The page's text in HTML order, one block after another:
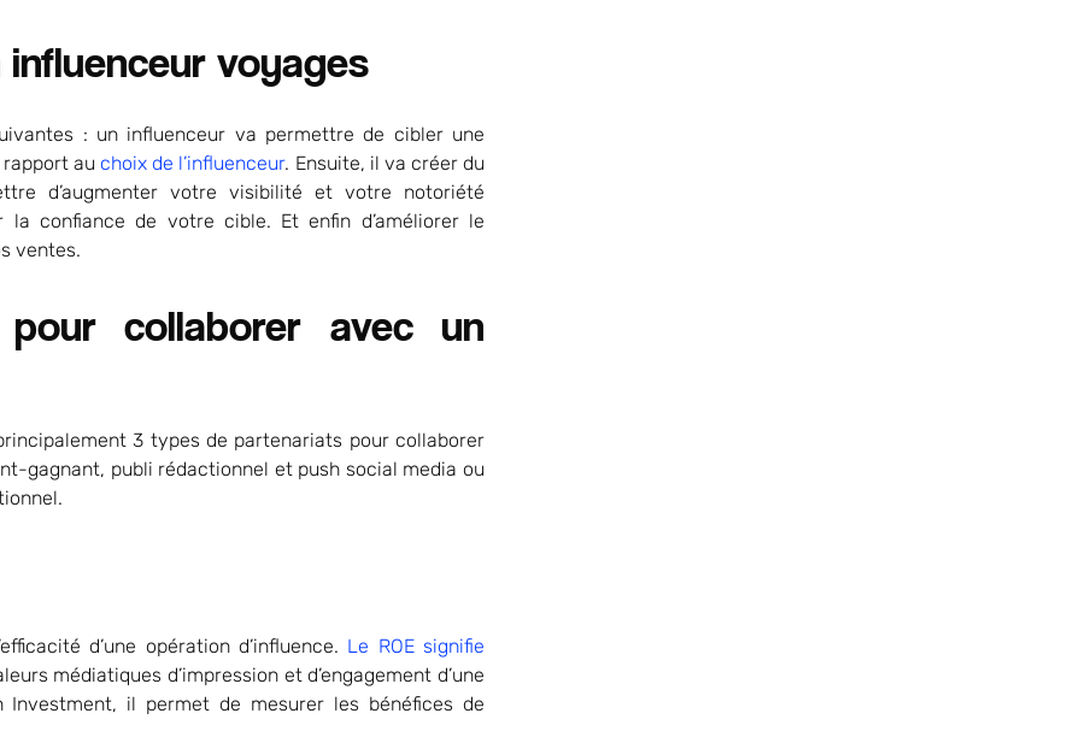
voyages
: un influenceur va permettre de cibler une
rapport auchoix de l’influenceur. Ensuite, il va créer du
d’augmenter votre visibilité et votre notoriété
confiance de votre cible. Et enfin d’améliorer le
ventes.
collaborer avec un
3 types de partenariats pour collaborer
gagnant, publi rédactionnel et push social media ou
d’une opération d’influence. Le ROE signifie
médiatiques d’impression et d’engagement d’une
Investment, il permet de mesurer les bénéfices de